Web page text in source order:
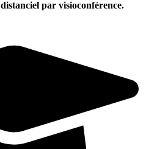
distanciel par visioconférence.